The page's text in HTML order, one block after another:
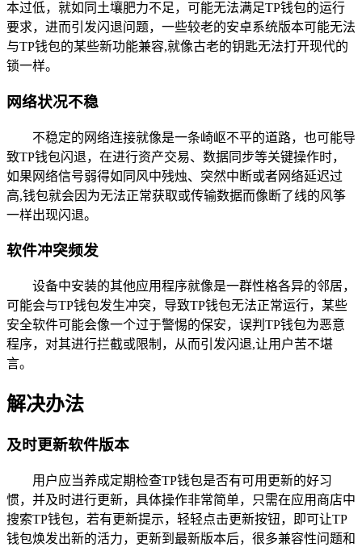
本过低，就如同土壤肥力不足，可能无法满足TP钱包的运行
要求，进而引发闪退问题，一些较老的安卓系统版本可能无法
与TP钱包的某些新功能兼容,就像古老的钥匙无法打开现代的
锁一样。
网络状况不稳
不稳定的网络连接就像是一条崎岖不平的道路，也可能导
致TP钱包闪退，在进行资产交易、数据同步等关键操作时，
如果网络信号弱得如同风中残烛、突然中断或者网络延迟过
高,钱包就会因为无法正常获取或传输数据而像断了线的风筝
一样出现闪退。
软件冲突频发
设备中安装的其他应用程序就像是一群性格各异的邻居，
可能会与TP钱包发生冲突，导致TP钱包无法正常运行，某些
安全软件可能会像一个过于警惕的保安，误判TP钱包为恶意
程序，对其进行拦截或限制，从而引发闪退,让用户苦不堪
言。
解决办法
及时更新软件版本
用户应当养成定期检查TP钱包是否有可用更新的好习
惯，并及时进行更新，具体操作非常简单，只需在应用商店中
搜索TP钱包，若有更新提示，轻轻点击更新按钮，即可让TP
钱包焕发出新的活力，更新到最新版本后，很多兼容性问题和